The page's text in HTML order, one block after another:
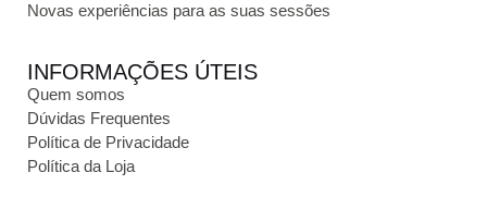
Novas experiências para as suas sessões
INFORMAÇÕES ÚTEIS
Quem somos
Dúvidas Frequentes
Política de Privacidade
Política da Loja